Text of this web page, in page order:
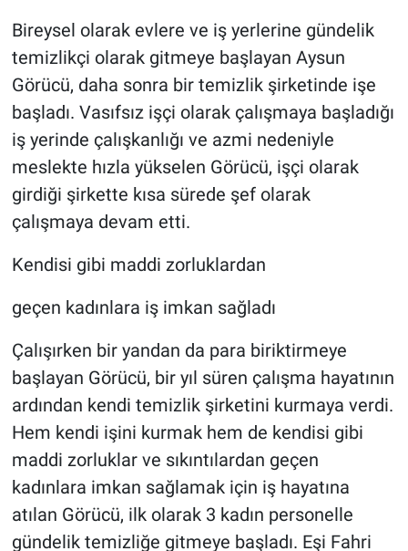
Bireysel olarak evlere ve iş yerlerine gündelik
temizlikçi olarak gitmeye başlayan Aysun
Görücü, daha sonra bir temizlik şirketinde işe
başladı. Vasıfsız işçi olarak çalışmaya başladığı
iş yerinde çalışkanlığı ve azmi nedeniyle
meslekte hızla yükselen Görücü, işçi olarak
girdiği şirkette kısa sürede şef olarak
çalışmaya devam etti.
Kendisi gibi maddi zorluklardan
geçen kadınlara iş imkan sağladı
Çalışırken bir yandan da para biriktirmeye
başlayan Görücü, bir yıl süren çalışma hayatının
ardından kendi temizlik şirketini kurmaya verdi.
Hem kendi işini kurmak hem de kendisi gibi
maddi zorluklar ve sıkıntılardan geçen
kadınlara imkan sağlamak için iş hayatına
atılan Görücü, ilk olarak 3 kadın personelle
gündelik temizliğe gitmeye başladı. Eşi Fahri